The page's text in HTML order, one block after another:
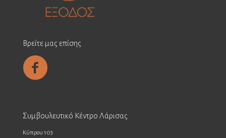
Βρείτε μας επίσης
Συμβουλευτικό Κέντρο Λάρισας
Κύπρου 103